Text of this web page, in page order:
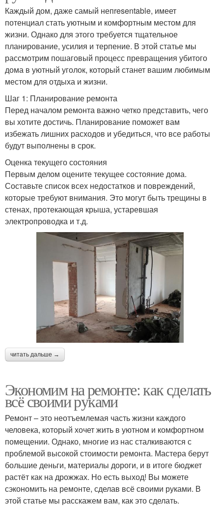
Каждый дом, даже самый непresentable, имеет
потенциал стать уютным и комфортным местом для
жизни. Однако для этого требуется тщательное
планирование, усилия и терпение. В этой статье мы
рассмотрим пошаговый процесс превращения убитого
дома в уютный уголок, который станет вашим любимым
местом для отдыха и жизни.
Шаг 1: Планирование ремонта
Перед началом ремонта важно четко представить, чего
вы хотите достичь. Планирование поможет вам
избежать лишних расходов и убедиться, что все работы
будут выполнены в срок.
Оценка текущего состояния
Первым делом оцените текущее состояние дома.
Составьте список всех недостатков и повреждений,
которые требуют внимания. Это могут быть трещины в
стенах, протекающая крыша, устаревшая
электропроводка и т.д.
читать дальше →
Экономим на ремонте: как сделать
всё своими руками
Ремонт – это неотъемлемая часть жизни каждого
человека, который хочет жить в уютном и комфортном
помещении. Однако, многие из нас сталкиваются с
проблемой высокой стоимости ремонта. Мастера берут
большие деньги, материалы дороги, и в итоге бюджет
растёт как на дрожжах. Но есть выход! Вы можете
сэкономить на ремонте, сделав всё своими руками. В
этой статье мы расскажем вам, как это сделать.